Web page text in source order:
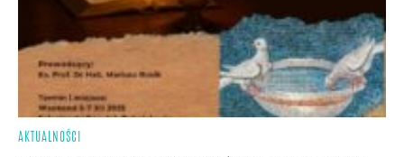
AKTUALNOŚCI